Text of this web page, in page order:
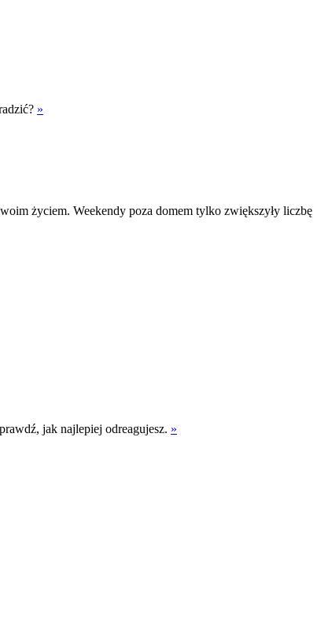
»
życiem. Weekendy poza domem tylko zwiększyły liczbę
jak najlepiej odreagujesz. »